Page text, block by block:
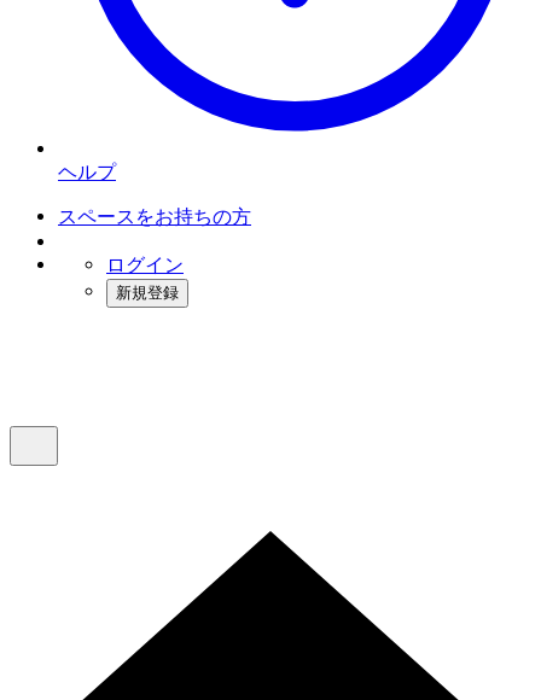
ヘルプ
スペースをお持ちの方
ログイン
新規登録